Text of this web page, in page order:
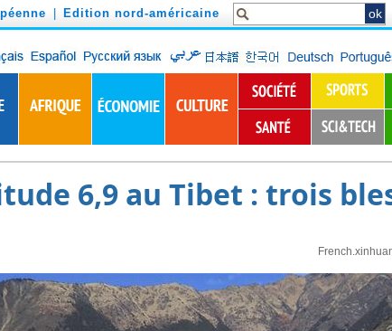
Edition nord-américaine
6,9 au Tibet : trois